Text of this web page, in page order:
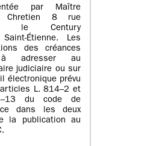
par Maître
Chretien 8 rue
le Century
Étienne. Les
des créances
adresser au
judiciaire ou sur
électronique prévu
L. 814–2 et
du code de
dans les deux
la publication au